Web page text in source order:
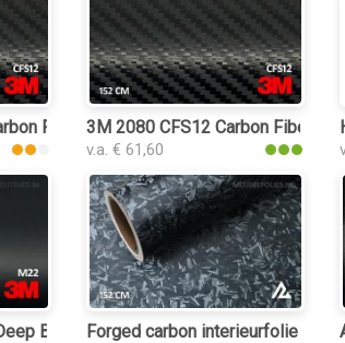
Fiber Black3M 2080 CFS12 Carbon Fiber
v.a. € 61,60
Black interieurfolie
Forged carbon interieurfolie